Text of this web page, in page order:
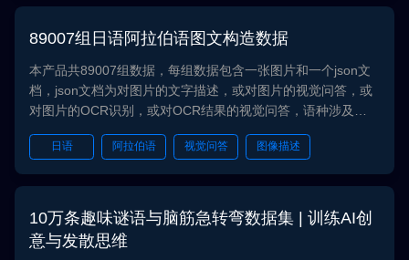
89007组日语阿拉伯语图文构造数据
本产品共89007组数据，每组数据包含一张图片和一个json文
档，json文档为对图片的文字描述，或对图片的视觉问答，或
对图片的OCR识别，或对OCR结果的视觉问答，语种涉及阿
拉伯语和日语，领域覆盖①商业与金融②编程与计算机③法
律、政务与政治学④数理、科学、工程与技术⑤社会、人文、
文化与宗教学⑥体育、生活方式与休闲娱乐。 图片所属领域准
准确率（句准）95%以上，以标点符号（逗号、分号、感叹号
等）分界或以标题分界。 本产品数据可用于多语种OCR识别
任务，多模态大模型训练任务，图像文本生成任务，多语言视
日语 阿拉伯语 视觉问答 图像描述
图像文本识别
10万条趣味谜语与脑筋急转弯数据集 | 训练AI创
意与发散思维